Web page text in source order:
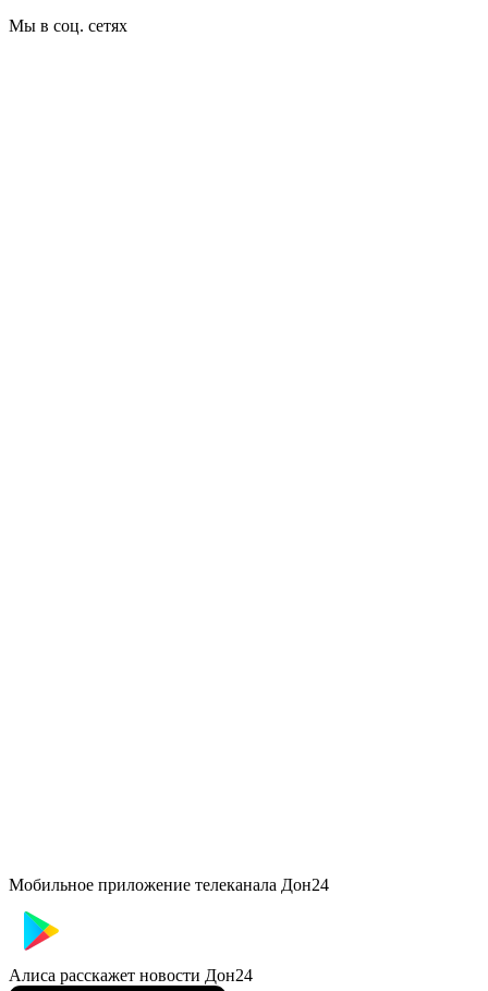
Мы в соц. сетях
Мобильное приложение телеканала Дон24
Алиса расскажет новости Дон24